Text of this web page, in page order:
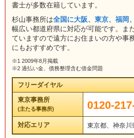
書士が多数在籍しています。
杉山事務所は全国に大阪、東京、福岡
幅広い都道府県に対応が可能です。ま
ていますので遠方にお住まいの方や事
にもおすすめです。
※1 2009年8月掲載
※2 過払い金、債務整理含む借金問題
フリーダイヤル
東京事務所
(主たる事務所) 0120-
対応エリア 東京都、神奈川